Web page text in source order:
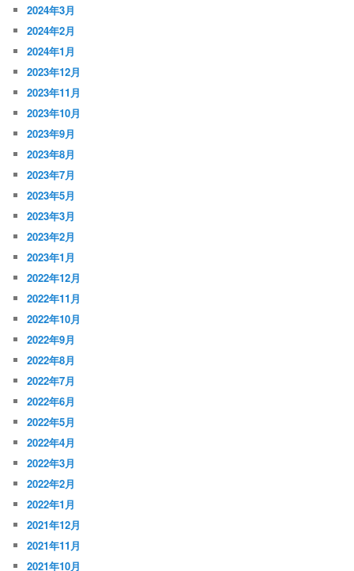
2024年3月
2024年2月
2024年1月
2023年12月
2023年11月
2023年10月
2023年9月
2023年8月
2023年7月
2023年5月
2023年3月
2023年2月
2023年1月
2022年12月
2022年11月
2022年10月
2022年9月
2022年8月
2022年7月
2022年6月
2022年5月
2022年4月
2022年3月
2022年2月
2022年1月
2021年12月
2021年11月
2021年10月